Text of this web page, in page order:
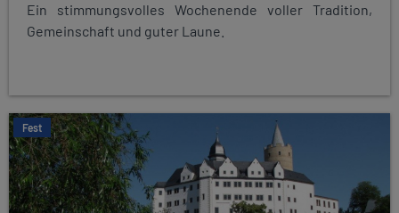
Ein stimmungsvolles Wochenende voller Tradition,
Gemeinschaft und guter Laune.
Fest